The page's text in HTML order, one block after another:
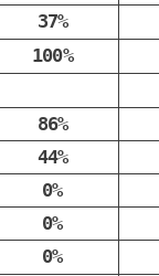
37%
100%
86%
44%
0%
0%
0%